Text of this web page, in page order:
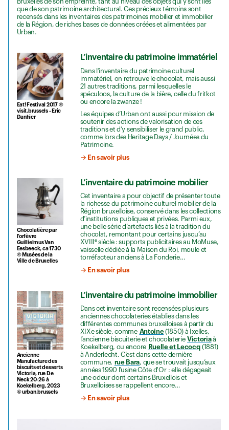
Bruxelles de son empreinte, tant au niveau des objets qui y sont liés
que de son patrimoine architectural. Ces précieux témoins sont
recensés dans les inventaires des patrimoines mobilier et immobilier
de la Région, de riches bases de données créées et alimentées par
Urban.
Eat! Festival 2017 ©
visit.brussels - Eric
Danhier
L’inventaire du patrimoine immatériel
Dans l’inventaire du patrimoine culturel
immatériel, on retrouve le chocolat, mais aussi
21 autres traditions, parmi lesquelles le
spéculoos, la culture de la bière, celle du fritkot
ou encore la zwanze !
Les équipes d’Urban ont aussi pour mission de
soutenir des actions de valorisation de ces
traditions et d’y sensibiliser le grand public,
comme lors des Heritage Days / Journées du
Patrimoine.
→ En savoir plus
Chocolatière par
l’orfèvre
Guillielmus Van
Eesbeeck, ca 1730
© Musées de la
Ville de Bruxelles
L’inventaire du patrimoine mobilier
Cet inventaire a pour objectif de présenter toute
la richesse du patrimoine culturel mobilier de la
Région bruxelloise, conservé dans les collections
d’institutions publiques et privées. Parmi eux,
une belle série d’artefacts liés à la tradition du
chocolat, remontant pour certains jusqu’au
XVIIIᵉ siècle : supports publicitaires au MoMuse,
vaisselle dédiée à la Maison du Roi, moule et
torréfacteur anciens à La Fonderie…
→ En savoir plus
Ancienne
Manufacture des
biscuits et desserts
Victoria, rue De
Neck 20-26 à
Koekelberg, 2023
© urban.brussels
L’inventaire du patrimoine immobilier
Dans cet inventaire sont recensées plusieurs
anciennes chocolateries établies dans les
différentes communes bruxelloises à partir du
XIXe siècle, comme Antoine (1850) à Ixelles,
l’ancienne biscuiterie et chocolaterieVictoria à
Koekelberg, ou encore Ruelle et Lecocq(1881)
à Anderlecht. C’est dans cette dernière
commune, rue Bara, que se trouvait jusqu’aux
années 1990 l’usine Côte d'Or : elle dégageait
une odeur dont certains Bruxellois et
Bruxelloises se rappellent encore…
→ En savoir plus